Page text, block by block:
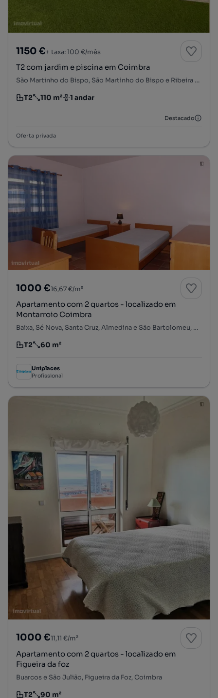
1150 €+ taxa: 100 €/mês
T2 com jardim e piscina em Coimbra
São Martinho do Bispo, São Martinho do Bispo e Ribeira de Frades, Coimbra, Coimbra
Tipologia
T2
Preço por metro quadrado
110 m²
Andar 1 andar
Destacado
Oferta privada
1000 €16,67 €/m²
Apartamento com 2 quartos - localizado em
Montarroio Coimbra
Baixa, Sé Nova, Santa Cruz, Almedina e São Bartolomeu, Coimbra, Coimbra
Tipologia
T2
Preço por metro quadrado
60 m²
Uniplaces
Profissional
1000 €11,11 €/m²
Apartamento com 2 quartos - localizado em
Figueira da foz
Buarcos e São Julião, Figueira da Foz, Coimbra
T2 90 m²